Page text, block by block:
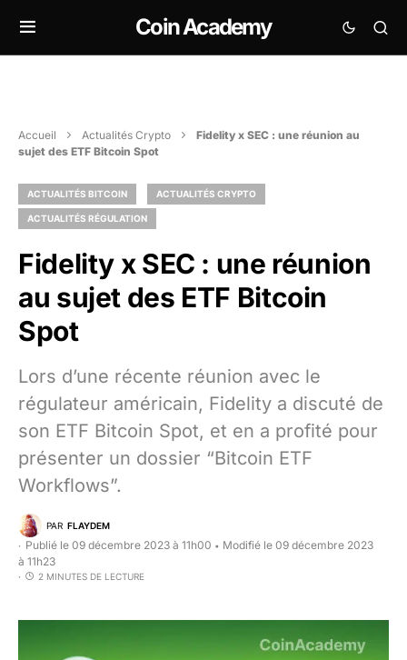
Coin Academy
Accueil Actualités Crypto
Fidelity x SEC : une réunion au
sujet des ETF Bitcoin Spot
ACTUALITÉS BITCOIN ACTUALITÉS CRYPTO
ACTUALITÉS RÉGULATION
Fidelity x SEC : une réunion
au sujet des ETF Bitcoin
Spot
Lors d’une récente réunion avec le
régulateur américain, Fidelity a discuté de
son ETF Bitcoin Spot, et en a profité pour
présenter un dossier “Bitcoin ETF
Workflows”.
PAR FLAYDEM
Publié le 09 décembre 2023 à 11h00 • Modifié le 09 décembre 2023
à 11h23
2 MINUTES DE LECTURE